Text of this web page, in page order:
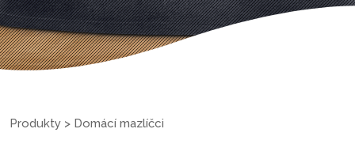
Produkty > Domácí mazlíčci